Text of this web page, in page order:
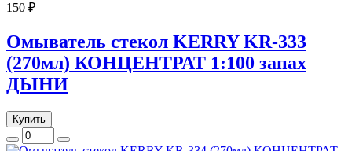
150 ₽
Омыватель стекол KERRY KR-333
(270мл) КОНЦЕНТРАТ 1:100 запах
ДЫНИ
Купить